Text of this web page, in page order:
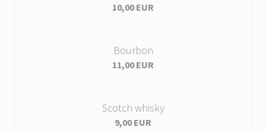
10,00 EUR
Bourbon
11,00 EUR
Scotch whisky
9,00 EUR